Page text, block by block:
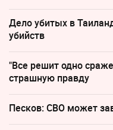
Дело убитых в
убийств
"Все решит одно
страшную правду
Песков: СВО может